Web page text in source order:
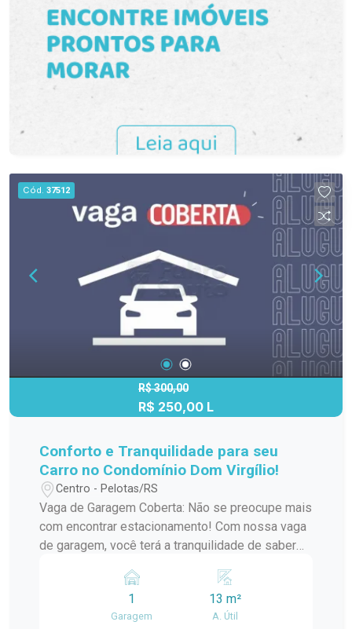
Cód. 37512
R$ 300,00
R$ 250,00 L
Conforto e Tranquilidade para seu
Carro no Condomínio Dom Virgílio!
Centro - Pelotas/RS
Vaga de Garagem Coberta: Não se preocupe mais
com encontrar estacionamento! Com nossa vaga
de garagem, você terá a tranquilidade de saber
intempéries e seguro em nosso condomínio.
Localização Privilegiada: Situado na Rua
Almirante Barroso, próximo à renomada
1
Garagem
13 m²
A. Útil